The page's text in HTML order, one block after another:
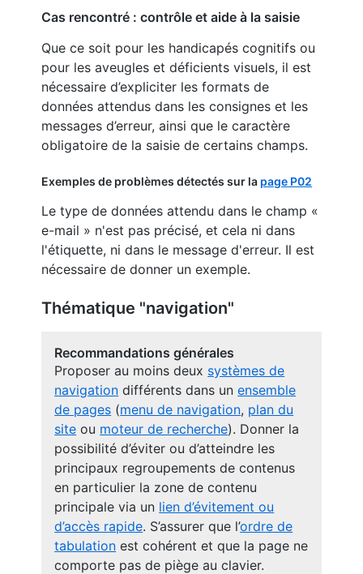
Cas rencontré : contrôle et aide à la saisie
Que ce soit pour les handicapés cognitifs ou
pour les aveugles et déficients visuels, il est
nécessaire d’expliciter les formats de
données attendus dans les consignes et les
messages d’erreur, ainsi que le caractère
obligatoire de la saisie de certains champs.
Exemples de problèmes détectés sur la page P02
Le type de données attendu dans le champ «
e-mail » n'est pas précisé, et cela ni dans
l'étiquette, ni dans le message d'erreur. Il est
nécessaire de donner un exemple.
Thématique "navigation"
Recommandations générales
Proposer au moins deux systèmes de
navigation différents dans unensemble
de pages (menu de navigation, plan du
site ou moteur de recherche). Donner la
possibilité d’éviter ou d’atteindre les
principaux regroupements de contenus
en particulier la zone de contenu
principale via un lien d’évitement ou
d’accès rapide. S’assurer que l’ordre de
tabulation est cohérent et que la page ne
comporte pas de piège au clavier.